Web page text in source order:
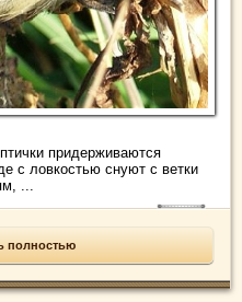
придерживаются
с ловкостью снуют с ветки
...
полностью